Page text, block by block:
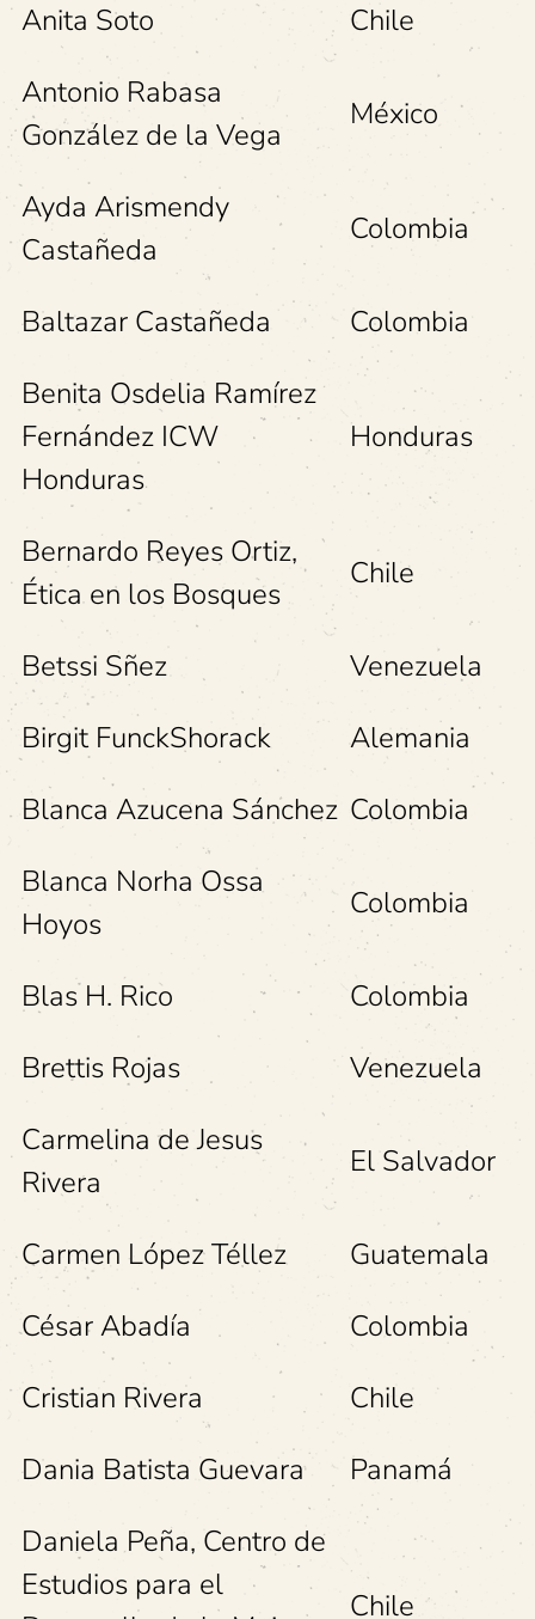
Anita Soto
Chile
Antonio Rabasa
González de la Vega
México
Ayda Arismendy
Castañeda
Colombia
Baltazar Castañeda
Colombia
Benita Osdelia Ramírez
Fernández ICW
Honduras
Honduras
Bernardo Reyes Ortiz,
Ética en los Bosques
Chile
Betssi Sñez
Venezuela
Birgit FunckShorack
Alemania
Blanca Azucena Sánchez Colombia
Blanca Norha Ossa
Hoyos
Colombia
Blas H. Rico
Colombia
Brettis Rojas
Venezuela
Carmelina de Jesus
Rivera
El Salvador
Carmen López Téllez
Guatemala
César Abadía
Colombia
Cristian Rivera
Chile
Dania Batista Guevara
Panamá
Daniela Peña, Centro de
Estudios para el
Chile